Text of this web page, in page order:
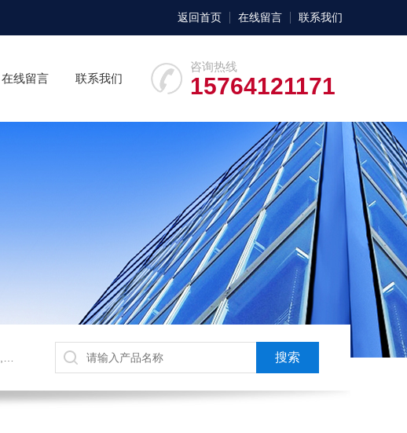
返回首页 在线留言 联系我们
咨询热线
15764121171
在线留言 联系我们